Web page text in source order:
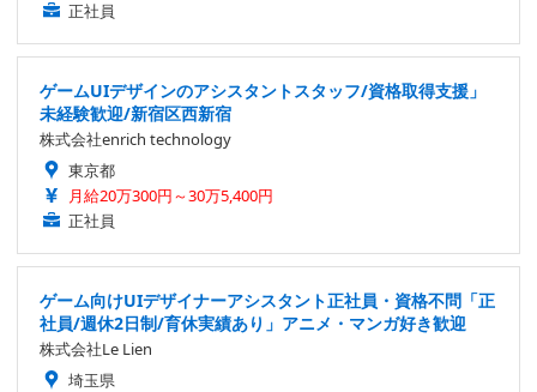
正社員
ゲームUIデザインのアシスタントスタッフ/資格取得支援」
未経験歓迎/新宿区西新宿
株式会社enrich technology
東京都
月給20万300円～30万5,400円
正社員
ゲーム向けUIデザイナーアシスタント正社員・資格不問「正
社員/週休2日制/育休実績あり」アニメ・マンガ好き歓迎
株式会社Le Lien
埼玉県